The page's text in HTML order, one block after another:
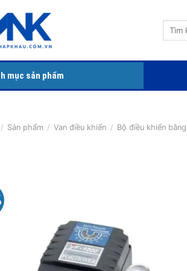
Tìm
mục sản phẩm
/ Sản phẩm / Van điều khiển / Bộ điều khiển